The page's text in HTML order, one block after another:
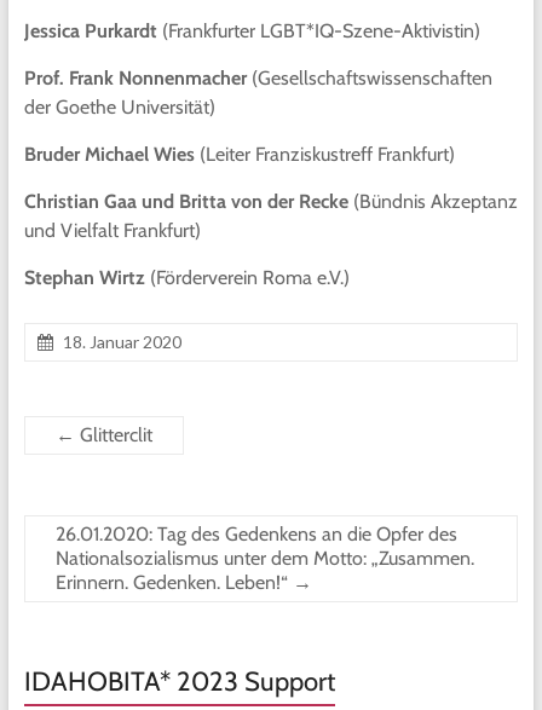
Jessica Purkardt (Frankfurter LGBT*IQ-Szene-Aktivistin)
Prof. Frank Nonnenmacher (Gesellschaftswissenschaften
der Goethe Universität)
Bruder Michael Wies (Leiter Franziskustreff Frankfurt)
Christian Gaa und Britta von der Recke (Bündnis Akzeptanz
und Vielfalt Frankfurt)
Stephan Wirtz (Förderverein Roma e.V.)
18. Januar 2020
← Glitterclit
26.01.2020: Tag des Gedenkens an die Opfer des
Nationalsozialismus unter dem Motto: „Zusammen.
Erinnern. Gedenken. Leben!“ →
IDAHOBITA* 2023 Support